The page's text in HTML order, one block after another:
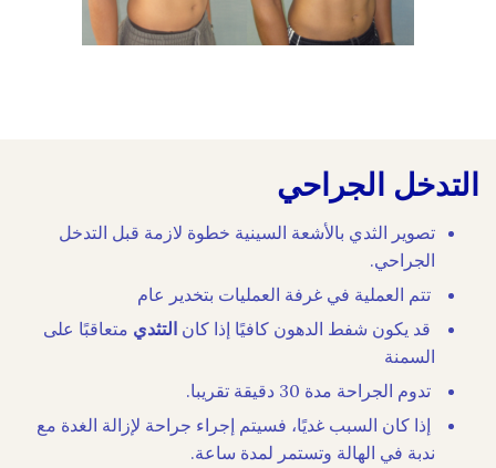
التدخل الجراحي
تصوير الثدي بالأشعة السينية خطوة لازمة قبل التدخل
الجراحي.
تتم العملية في غرفة العمليات بتخدير عام
قد يكون شفط الدهون كافيًا إذا كان التثدي متعاقبًا على
السمنة
تدوم الجراحة مدة 30 دقيقة تقريبا.
إذا كان السبب غديًا، فسيتم إجراء جراحة لإزالة الغدة مع
ندبة في الهالة وتستمر لمدة ساعة.